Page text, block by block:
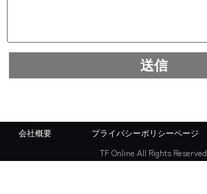
送信
会社概要 プライバシーポリシーページ
TF Online All Rights Reserved.